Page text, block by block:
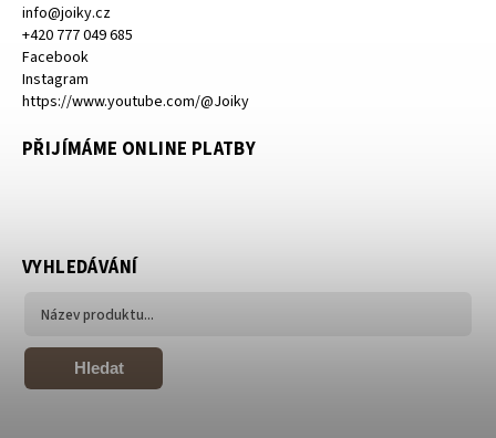
info@joiky.cz
+420 777 049 685
Facebook
Instagram
https://www.youtube.com/@Joiky
PŘIJÍMÁME ONLINE PLATBY
VYHLEDÁVÁNÍ
Hledat